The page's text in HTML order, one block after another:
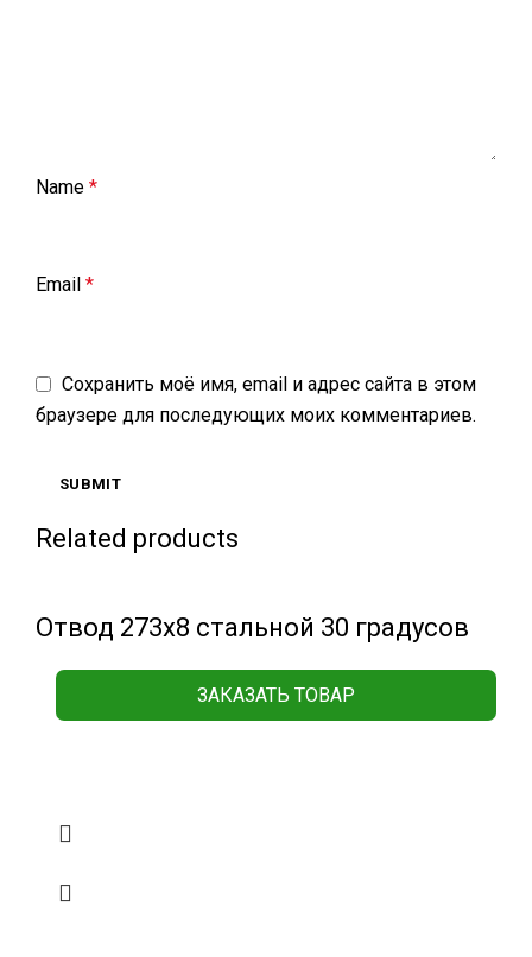
Name *
Email *
Сохранить моё имя, email и адрес сайта в этом
браузере для последующих моих комментариев.
Related products
Отвод 273х8 стальной 30 градусов
ЗАКАЗАТЬ ТОВАР